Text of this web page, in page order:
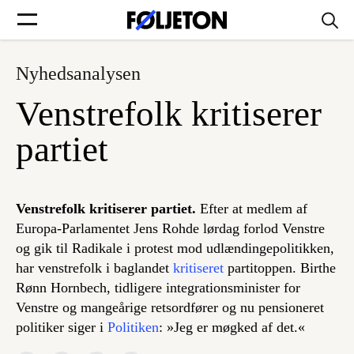
Forsider
Føljetoner
Søg
Min side
Log ind
Nyhedsanalysen
Venstrefolk kritiserer
partiet
Venstrefolk kritiserer partiet. Efter at medlem af
Europa-Parlamentet Jens Rohde lørdag forlod Venstre
og gik til Radikale i protest mod udlændingepolitikken,
har venstrefolk i baglandet kritiseret partitoppen. Birthe
Rønn Hornbech, tidligere integrationsminister for
Venstre og mangeårige retsordfører og nu pensioneret
politiker siger i Politiken: »Jeg er møgked af det.«